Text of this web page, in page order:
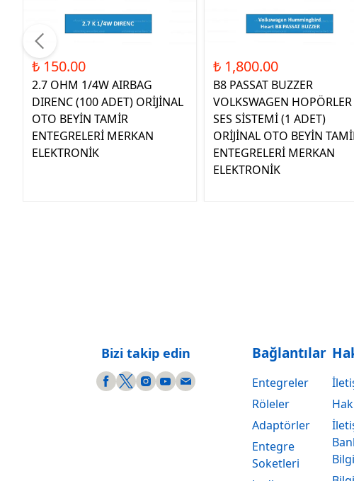
₺ 150.00
2.7 OHM 1/4W AIRBAG
DIRENC (100 ADET) ORİJİNAL
OTO BEYİN TAMİR
ENTEGRELERİ MERKAN
ELEKTRONİK
₺ 1,800.00
B8 PASSAT BUZZER
VOLKSWAGEN HOPÖRLER
SES SİSTEMİ (1 ADET)
ORİJİNAL OTO BEYİN
ENTEGRELERİ MERKAN
ELEKTRONİK
Bizi takip edin Bağlantılar
Entegreler
Röleler
Adaptörler
Entegre
Soketleri